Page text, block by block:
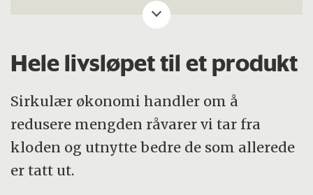
(NORSUS) og Lars Brede Johansen fra
Handelens Miljøfond snakke om sirkulær
økonomi.
Hør hele episoden her.
Hele livsløpet til et produkt
Sirkulær økonomi handler om å
redusere mengden råvarer vi tar fra
kloden og utnytte bedre de som allerede
er tatt ut.